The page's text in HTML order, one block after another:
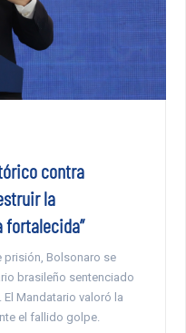
contra
la
fortalecida”
prisión, Bolsonaro se
brasileño sentenciado
Mandatario valoró la
el fallido golpe.